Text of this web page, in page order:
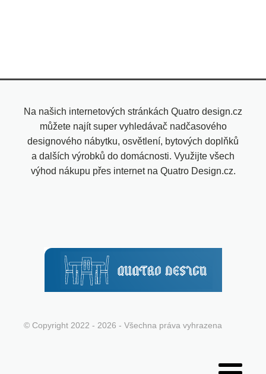
Na našich internetových stránkách Quatro design.cz
můžete najít super vyhledávač nadčasového
designového nábytku, osvětlení, bytových doplňků
a dalších výrobků do domácnosti. Využijte všech
výhod nákupu přes internet na Quatro Design.cz.
© Copyright 2022 - 2026 - Všechna práva vyhrazena